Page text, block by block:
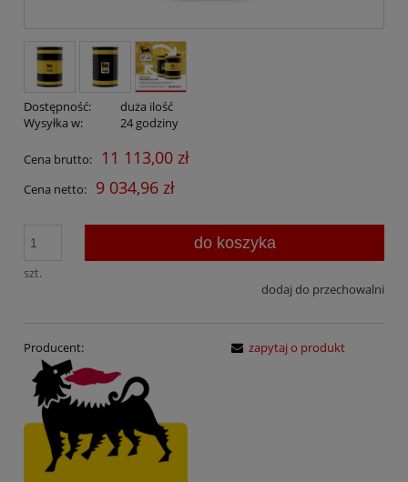
Dostępność:
duża ilość
Wysyłka w:
24 godziny
Cena brutto: 11 113,00 zł
Cena netto: 9 034,96 zł
szt.
do koszyka
dodaj do przechowalni
Producent: zapytaj o produkt